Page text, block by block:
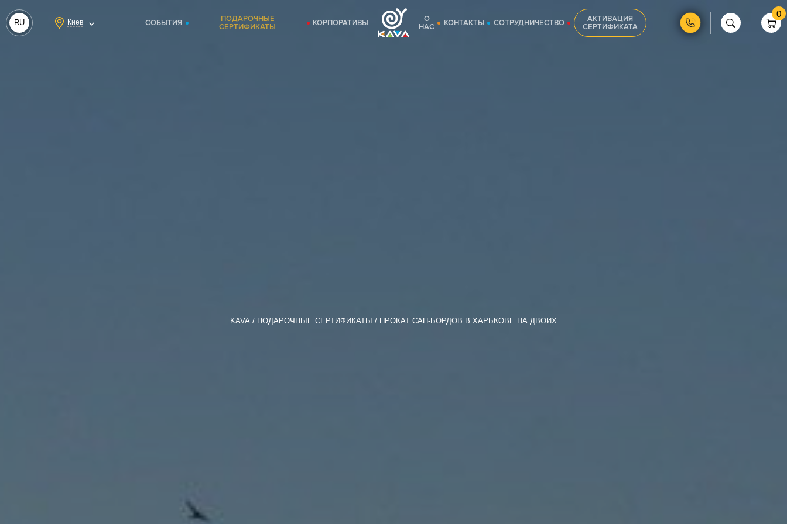
RU Киев СОБЫТИЯ
ПОДАРОЧНЫЕ
СЕРТИФИКАТЫ
КОРПОРАТИВЫ
О
НАС
КОНТАКТЫ СОТРУДНИЧЕСТВО
АКТИВАЦИЯ
СЕРТИФИКАТА
0
KAVA ПОДАРОЧНЫЕ СЕРТИФИКАТЫ ПРОКАТ САП-БОРДОВ В ХАРЬКОВЕ НА ДВОИХ